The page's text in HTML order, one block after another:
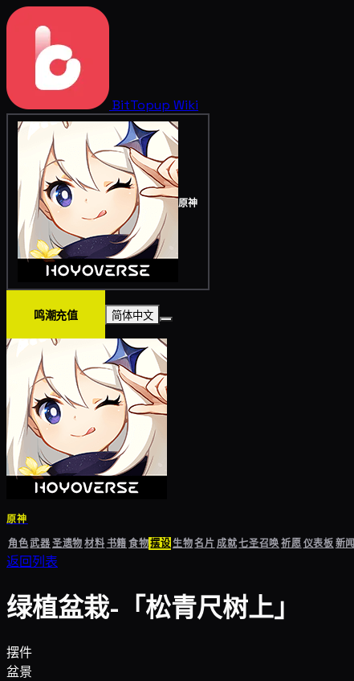
BitTopup Wiki
原神
鸣潮充值 简体中文
原神
角色武器圣遗物材料书籍食物摆设生物名片成就七圣召唤祈愿仪表板新闻
返回列表
绿植盆栽-「松青尺树上」
摆件
盆景